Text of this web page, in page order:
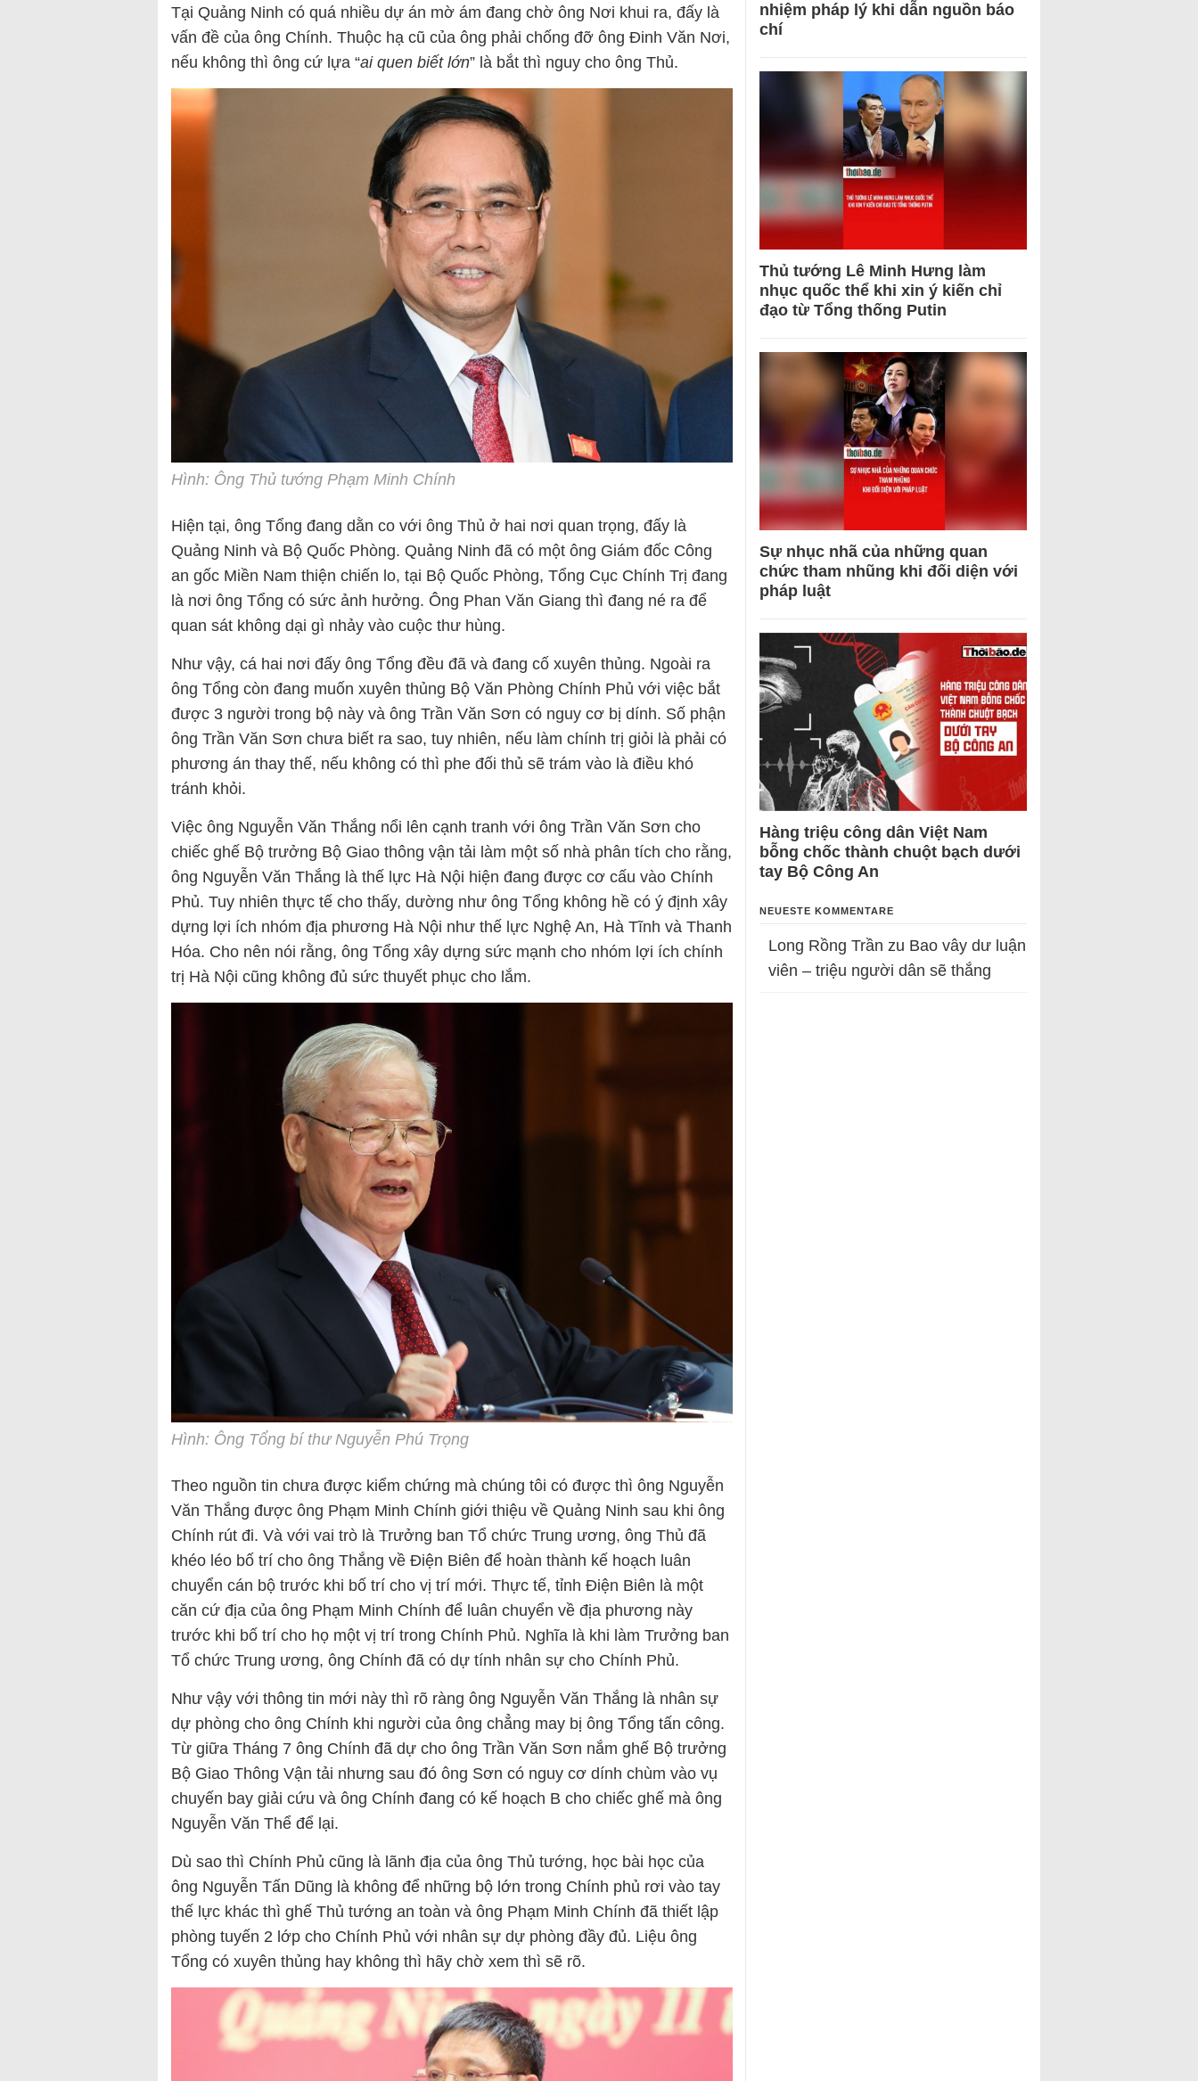
Tại Quảng Ninh có quá nhiều dự án mờ ám đang chờ ông Nơi khui ra, đấy là
vấn đề của ông Chính. Thuộc hạ cũ của ông phải chống đỡ ông Đinh Văn Nơi,
nếu không thì ông cứ lựa “ai quen biết lớn” là bắt thì nguy cho ông Thủ.
Hình: Ông Thủ tướng Phạm Minh Chính
Hiện tại, ông Tổng đang dằn co với ông Thủ ở hai nơi quan trọng, đấy là
Quảng Ninh và Bộ Quốc Phòng. Quảng Ninh đã có một ông Giám đốc Công
an gốc Miền Nam thiện chiến lo, tại Bộ Quốc Phòng, Tổng Cục Chính Trị đang
là nơi ông Tổng có sức ảnh hưởng. Ông Phan Văn Giang thì đang né ra để
quan sát không dại gì nhảy vào cuộc thư hùng.
Như vậy, cá hai nơi đấy ông Tổng đều đã và đang cố xuyên thủng. Ngoài ra
ông Tổng còn đang muốn xuyên thủng Bộ Văn Phòng Chính Phủ với việc bắt
được 3 người trong bộ này và ông Trần Văn Sơn có nguy cơ bị dính. Số phận
ông Trần Văn Sơn chưa biết ra sao, tuy nhiên, nếu làm chính trị giỏi là phải có
phương án thay thế, nếu không có thì phe đối thủ sẽ trám vào là điều khó
tránh khỏi.
Việc ông Nguyễn Văn Thắng nổi lên cạnh tranh với ông Trần Văn Sơn cho
chiếc ghế Bộ trưởng Bộ Giao thông vận tải làm một số nhà phân tích cho rằng,
ông Nguyễn Văn Thắng là thế lực Hà Nội hiện đang được cơ cấu vào Chính
Phủ. Tuy nhiên thực tế cho thấy, dường như ông Tổng không hề có ý định xây
dựng lợi ích nhóm địa phương Hà Nội như thế lực Nghệ An, Hà Tĩnh và Thanh
Hóa. Cho nên nói rằng, ông Tổng xây dựng sức mạnh cho nhóm lợi ích chính
trị Hà Nội cũng không đủ sức thuyết phục cho lắm.
Hình: Ông Tổng bí thư Nguyễn Phú Trọng
Theo nguồn tin chưa được kiểm chứng mà chúng tôi có được thì ông Nguyễn
Văn Thắng được ông Phạm Minh Chính giới thiệu về Quảng Ninh sau khi ông
Chính rút đi. Và với vai trò là Trưởng ban Tổ chức Trung ương, ông Thủ đã
khéo léo bố trí cho ông Thắng về Điện Biên để hoàn thành kế hoạch luân
chuyển cán bộ trước khi bố trí cho vị trí mới. Thực tế, tỉnh Điện Biên là một
căn cứ địa của ông Phạm Minh Chính để luân chuyển về địa phương này
trước khi bố trí cho họ một vị trí trong Chính Phủ. Nghĩa là khi làm Trưởng ban
Tổ chức Trung ương, ông Chính đã có dự tính nhân sự cho Chính Phủ.
Như vậy với thông tin mới này thì rõ ràng ông Nguyễn Văn Thắng là nhân sự
dự phòng cho ông Chính khi người của ông chẳng may bị ông Tổng tấn công.
Từ giữa Tháng 7 ông Chính đã dự cho ông Trần Văn Sơn nắm ghế Bộ trưởng
Bộ Giao Thông Vận tải nhưng sau đó ông Sơn có nguy cơ dính chùm vào vụ
chuyến bay giải cứu và ông Chính đang có kế hoạch B cho chiếc ghế mà ông
Nguyễn Văn Thể để lại.
Dù sao thì Chính Phủ cũng là lãnh địa của ông Thủ tướng, học bài học của
ông Nguyễn Tấn Dũng là không để những bộ lớn trong Chính phủ rơi vào tay
thế lực khác thì ghế Thủ tướng an toàn và ông Phạm Minh Chính đã thiết lập
phòng tuyến 2 lớp cho Chính Phủ với nhân sự dự phòng đầy đủ. Liệu ông
Tổng có xuyên thủng hay không thì hãy chờ xem thì sẽ rõ.
nhiệm pháp lý khi dẫn nguồn báo
chí
Thủ tướng Lê Minh Hưng làm
nhục quốc thể khi xin ý kiến chỉ
đạo từ Tổng thống Putin
Sự nhục nhã của những quan
chức tham nhũng khi đối diện với
pháp luật
Hàng triệu công dân Việt Nam
bỗng chốc thành chuột bạch dưới
tay Bộ Công An
NEUESTE KOMMENTARE
Long Rồng Trần zu Bao vây dư luận
viên – triệu người dân sẽ thắng